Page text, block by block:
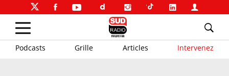
Podcasts Grille Articles Intervenez